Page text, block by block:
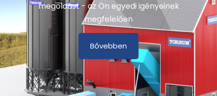
megoldást - az Ön egyedi igényeinek
megfelelően
Bővebben